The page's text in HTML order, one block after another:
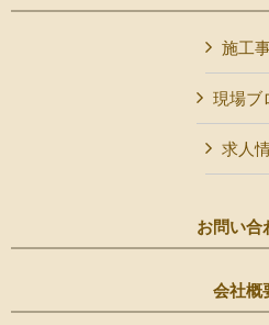
施工
現場ブ
求人
お問い合
会社概